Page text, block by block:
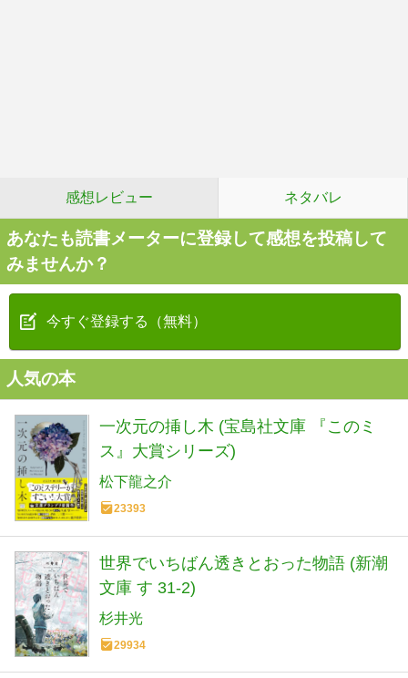
感想レビュー ネタバレ
あなたも読書メーターに登録して感想を投稿して
みませんか？
今すぐ登録する（無料）
人気の本
一次元の挿し木 (宝島社文庫 『このミ
ス』大賞シリーズ)
松下龍之介
23393
世界でいちばん透きとおった物語 (新潮
文庫 す 31-2)
杉井光
29934